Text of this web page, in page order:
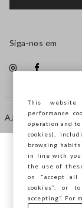
AJUDA
EMPRESA
CONTACTE-NOS
Siga-nos em
Está a
deseja
This website
performance
operation and
cookies),
browsing
in line with
the use of
on "accept all
cookies”, or
accepting”. For